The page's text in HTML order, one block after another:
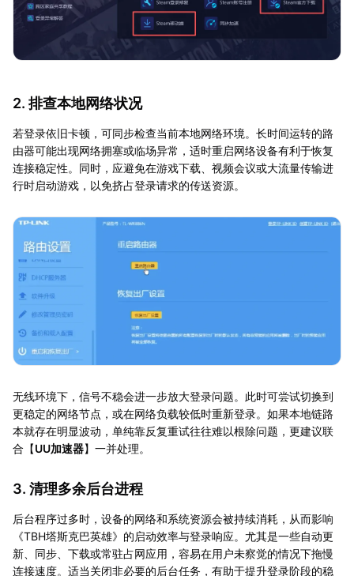
2. 排查本地网络状况
若登录依旧卡顿，可同步检查当前本地网络环境。长时间运转的路
由器可能出现网络拥塞或临场异常，适时重启网络设备有利于恢复
连接稳定性。同时，应避免在游戏下载、视频会议或大流量传输进
行时启动游戏，以免挤占登录请求的传送资源。
无线环境下，信号不稳会进一步放大登录问题。此时可尝试切换到
更稳定的网络节点，或在网络负载较低时重新登录。如果本地链路
本就存在明显波动，单纯靠反复重试往往难以根除问题，更建议联
合【UU加速器】一并处理。
3. 清理多余后台进程
后台程序过多时，设备的网络和系统资源会被持续消耗，从而影响
《TBH塔斯克巴英雄》的启动效率与登录响应。尤其是一些自动更
新、同步、下载或常驻占网应用，容易在用户未察觉的情况下拖慢
连接速度。适当关闭非必要的后台任务，有助于提升登录阶段的稳